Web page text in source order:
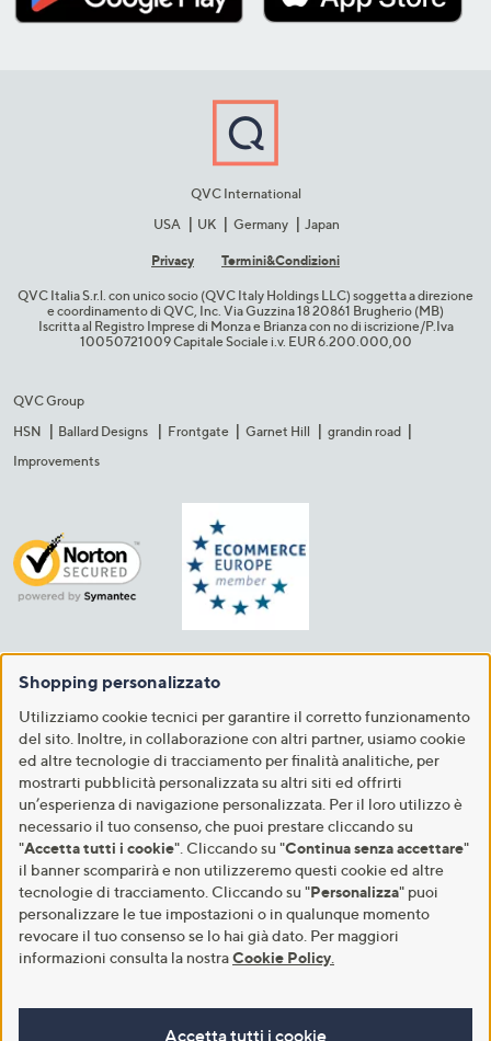
QVC International
USA
UK Germany Japan
Privacy Termini&C​ondizioni
QVC Italia S.r.l. con unico socio (QVC Italy Holdings LLC) soggetta a direzione
e coordinamento di QVC, Inc. Via Guzzina 18 20861 Brugherio (MB)​
Iscritta al Registro Imprese di Monza e Brianza con no di iscrizione/P.Iva
10050721009 Capitale Sociale i.v. EUR 6.200.000,00​
QVC Group
HSN
Ballard Designs Frontgate Garnet Hill
grandin road
Improvements
Shopping personalizzato
Utilizziamo cookie tecnici per garantire il corretto funzionamento
del sito. Inoltre, in collaborazione con altri partner, usiamo cookie
ed altre tecnologie di tracciamento per finalità analitiche, per
mostrarti pubblicità personalizzata su altri siti ed offrirti
un’esperienza di navigazione personalizzata. Per il loro utilizzo è
necessario il tuo consenso, che puoi prestare cliccando su
"Accetta tutti i cookie". Cliccando su "Continua senza accettare"
il banner scomparirà e non utilizzeremo questi cookie ed altre
tecnologie di tracciamento. Cliccando su "Personalizza" puoi
personalizzare le tue impostazioni o in qualunque momento
revocare il tuo consenso se lo hai già dato. Per maggiori
informazioni consulta la nostraCookie Policy
Accetta tutti i cookie